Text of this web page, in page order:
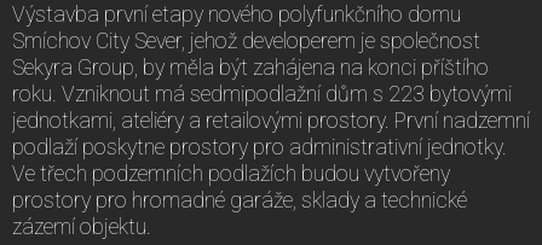
Výstavba první etapy nového polyfunkčního domu
Smíchov City Sever, jehož developerem je společnost
Sekyra Group, by měla být zahájena na konci příštího
roku. Vzniknout má sedmipodlažní dům s 223 bytovými
jednotkami, ateliéry a retailovými prostory. První nadzemní
podlaží poskytne prostory pro administrativní jednotky.
Ve třech podzemních podlažích budou vytvořeny
prostory pro hromadné garáže, sklady a technické
zázemí objektu.